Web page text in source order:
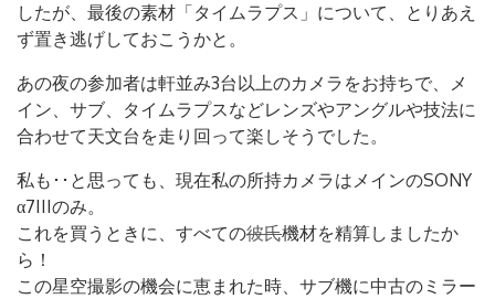
したが、最後の素材「タイムラプス」について、とりあえ
ず置き逃げしておこうかと。
あの夜の参加者は軒並み3台以上のカメラをお持ちで、メ
イン、サブ、タイムラプスなどレンズやアングルや技法に
合わせて天文台を走り回って楽しそうでした。
私も･･と思っても、現在私の所持カメラはメインのSONY
α7IIIのみ。
これを買うときに、すべての彼氏機材を精算しましたか
ら！
この星空撮影の機会に恵まれた時、サブ機に中古のミラー